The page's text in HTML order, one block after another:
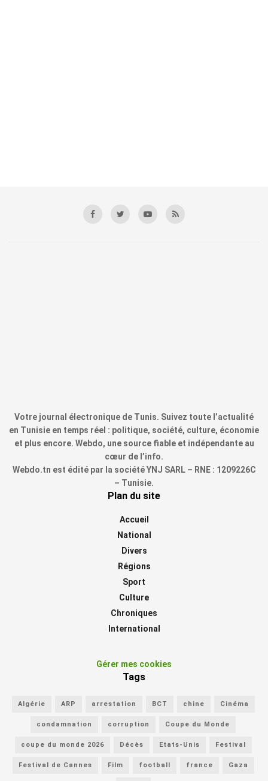
Votre journal électronique de Tunis. Suivez toute l’actualité
en Tunisie en temps réel : politique, société, culture, économie
et plus encore. Webdo, une source fiable et indépendante au
cœur de l’info.
Webdo.tn est édité par la société YNJ SARL – RNE : 1209226C
– Tunisie.
Plan du site
Accueil
National
Divers
Régions
Sport
Culture
Chroniques
International
Gérer mes cookies
Tags
Algérie ARP arrestation BCT chine Cinéma
condamnation corruption Coupe du Monde
coupe du monde 2026 Décès Etats-Unis Festival
Festival de Cannes Film football france Gaza